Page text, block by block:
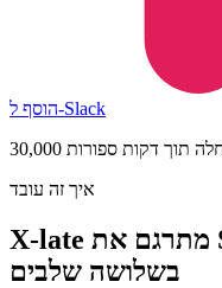
הוסף ל-Slack
תוך דקות ספורות
איך זה עובד
X-late מתרגם את Slack ל-נורווגית ספרותית
בשלושה שלבים